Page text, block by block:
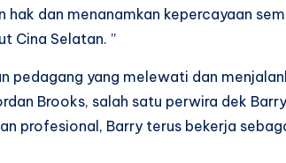
dan menanamkan kepercayaan
Cina Selatan. ”
pedagang yang melewati dan
Brooks, salah satu perwira dek
profesional, Barry terus bekerja